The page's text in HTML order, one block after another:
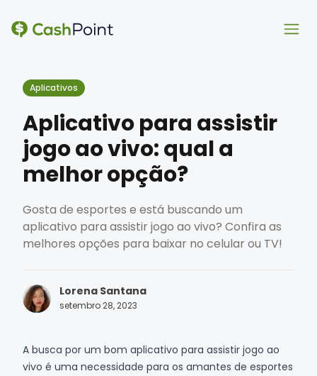
Aplicativos
Aplicativo para assistir
jogo ao vivo: qual a
melhor opção?
Gosta de esportes e está buscando um
aplicativo para assistir jogo ao vivo? Confira as
melhores opções para baixar no celular ou TV!
Lorena Santana
setembro 28, 2023
A busca por um bom aplicativo para assistir jogo ao
vivo é uma necessidade para os amantes de esportes